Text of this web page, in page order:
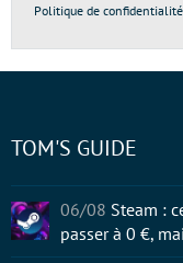
Politique de confidentialité
TOM'S GUIDE
06/08 Steam :
passer à 0 €,